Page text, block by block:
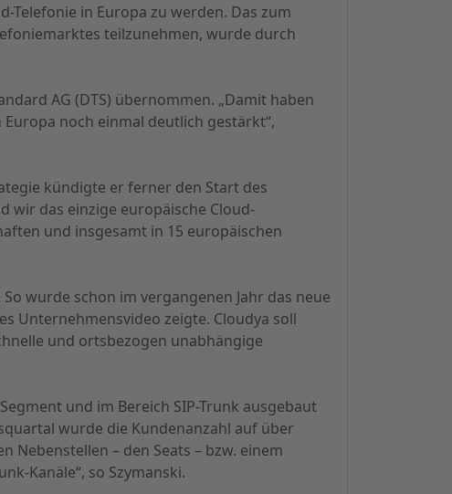
Telefonie in Europa zu werden. Das zum
teilzunehmen, wurde durch
AG (DTS) übernommen. „Damit haben
noch einmal deutlich gestärkt“,
kündigte er ferner den Start des
wir das einzige europäische Cloud-
und insgesamt in 15 europäischen
wurde schon im vergangenen Jahr das neue
Unternehmensvideo zeigte. Cloudya soll
und ortsbezogen unabhängige
und im Bereich SIP-Trunk ausgebaut
wurde die Kundenanzahl auf über
Nebenstellen – den Seats – bzw. einem
Kanäle“, so Szymanski.